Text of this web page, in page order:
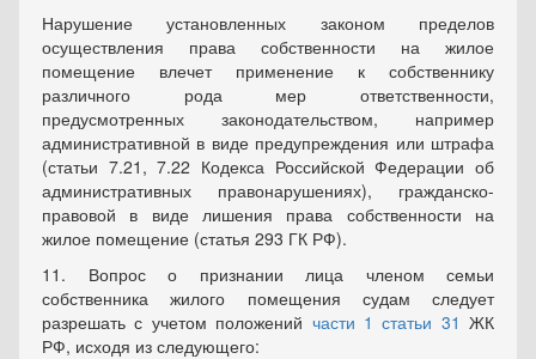
Нарушение установленных законом пределов
осуществления права собственности на жилое
помещение влечет применение к собственнику
различного рода мер ответственности,
предусмотренных законодательством, например
административной в виде предупреждения или штрафа
(статьи 7.21, 7.22 Кодекса Российской Федерации об
административных правонарушениях), гражданско-
правовой в виде лишения права собственности на
жилое помещение (статья 293 ГК РФ).
11. Вопрос о признании лица членом семьи
собственника жилого помещения судам следует
разрешать с учетом положений части 1 статьи 31 ЖК
РФ, исходя из следующего: